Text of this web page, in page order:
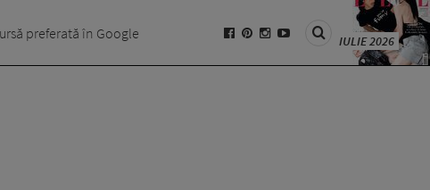
preferată în Google IULIE 2026